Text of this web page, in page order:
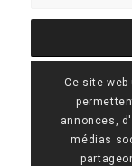
Ce site
annonces,
médias